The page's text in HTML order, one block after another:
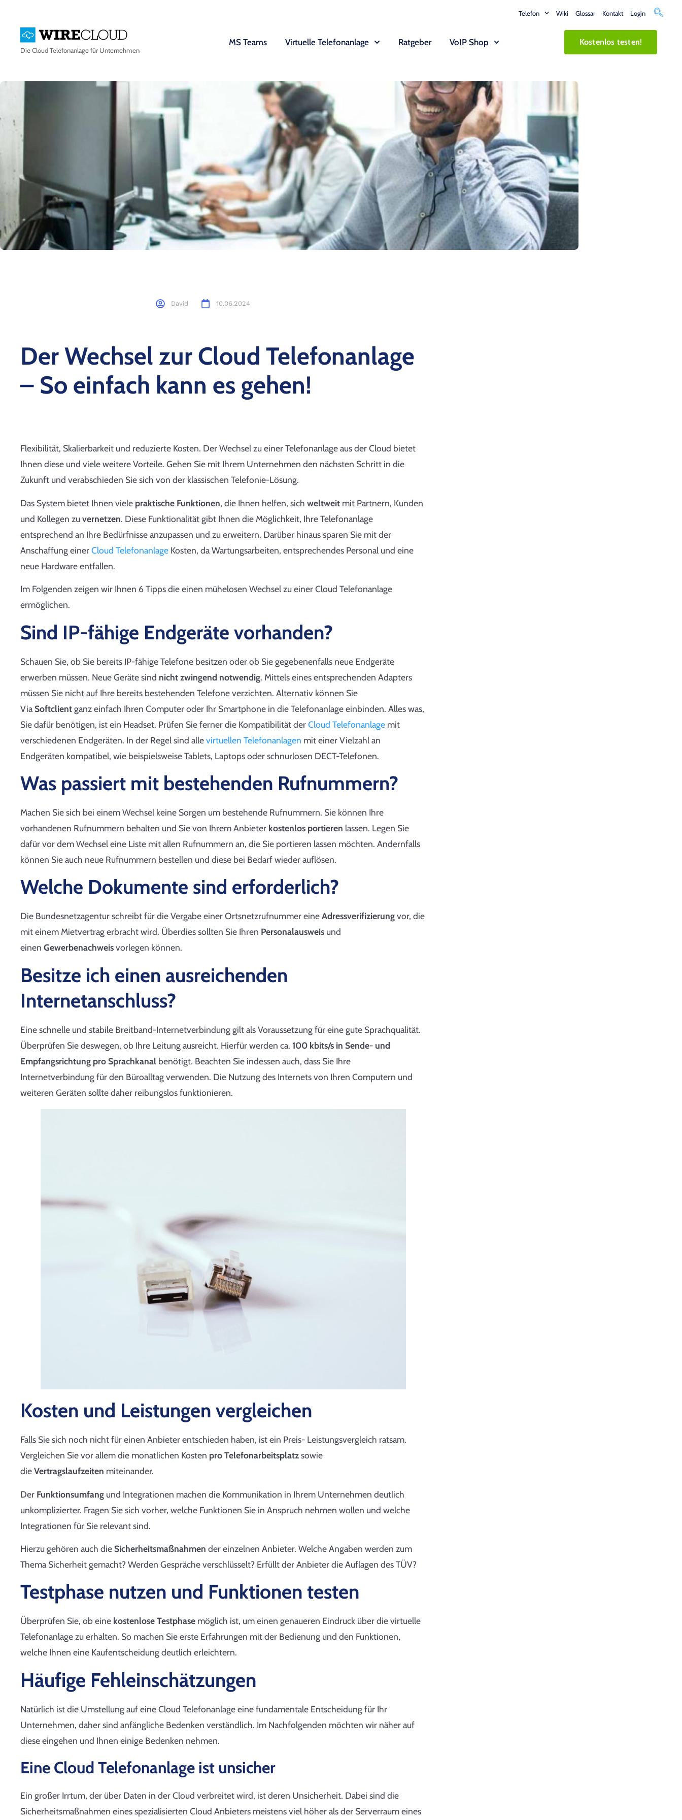
Telefon Wiki Glossar Kontakt Login
DieCloud Telefonanlagefür Unternehmen
MS Teams Virtuelle Telefonanlage Ratgeber VoIP Shop Kostenlos testen!
David 10.06.2024
Der Wechsel zur Cloud Telefonanlage
– So einfach kann es gehen!
Flexibilität, Skalierbarkeit und reduzierte Kosten. Der Wechsel zu einer Telefonanlage aus der Cloud bietet
Ihnen diese und viele weitere Vorteile. Gehen Sie mit Ihrem Unternehmen den nächsten Schritt in die
Zukunft und verabschieden Sie sich von der klassischen Telefonie-Lösung.
Das System bietet Ihnen viele praktische Funktionen, die Ihnen helfen, sich weltweit mit Partnern, Kunden
und Kollegen zuvernetzen. Diese Funktionalität gibt Ihnen die Möglichkeit, Ihre Telefonanlage
entsprechend an Ihre Bedürfnisse anzupassen und zu erweitern. Darüber hinaus sparen Sie mit der
Anschaffung einerCloud Telefonanlage Kosten, da Wartungsarbeiten, entsprechendes Personal und eine
neue Hardware entfallen.
Im Folgenden zeigen wir Ihnen 6 Tipps die einen mühelosen Wechsel zu einer Cloud Telefonanlage
ermöglichen.
Sind IP-fähige Endgeräte vorhanden?
Schauen Sie, ob Sie bereits IP-fähige Telefone besitzen oder ob Sie gegebenenfalls neue Endgeräte
erwerben müssen. Neue Geräte sind nicht zwingend notwendig. Mittels eines entsprechenden Adapters
müssen Sie nicht auf Ihre bereits bestehenden Telefone verzichten. Alternativ können Sie
Via Softclientganz einfach Ihren Computer oder Ihr Smartphone in die Telefonanlage einbinden. Alles was,
Sie dafür benötigen, ist ein Headset. Prüfen Sie ferner die Kompatibilität derCloud Telefonanlage mit
verschiedenen Endgeräten. In der Regel sind allevirtuellen Telefonanlagen mit einer Vielzahl an
Endgeräten kompatibel, wie beispielsweise Tablets, Laptops oder schnurlosen DECT-Telefonen.
Was passiert mit bestehenden Rufnummern?
Machen Sie sich bei einem Wechsel keine Sorgen um bestehende Rufnummern. Sie können Ihre
vorhandenen Rufnummern behalten und Sie von Ihrem Anbieter kostenlos portieren lassen. Legen Sie
dafür vor dem Wechsel eine Liste mit allen Rufnummern an, die Sie portieren lassen möchten. Andernfalls
können Sie auch neue Rufnummern bestellen und diese bei Bedarf wieder auflösen.
Welche Dokumente sind erforderlich?
Die Bundesnetzagentur schreibt für die Vergabe einer Ortsnetzrufnummer eineAdressverifizierungvor, die
mit einem Mietvertrag erbracht wird. Überdies sollten Sie Ihren Personalausweis und
einen Gewerbenachweisvorlegen können.
Besitze ich einen ausreichenden
Internetanschluss?
Eine schnelle und stabile Breitband-Internetverbindung gilt als Voraussetzung für eine gute Sprachqualität.
Überprüfen Sie deswegen, ob Ihre Leitung ausreicht. Hierfür werden ca. 100 kbits/s in Sende- und
Empfangsrichtung pro Sprachkanal benötigt. Beachten Sie indessen auch, dass Sie Ihre
Internetverbindung für den Büroalltag verwenden. Die Nutzung des Internets von Ihren Computern und
weiteren Geräten sollte daher reibungslos funktionieren.
Kosten und Leistungen vergleichen
Falls Sie sich noch nicht für einen Anbieter entschieden haben, ist ein Preis- Leistungsvergleich ratsam.
Vergleichen Sie vor allem die monatlichen Kosten pro Telefonarbeitsplatzsowie
dieVertragslaufzeiten miteinander.
Der Funktionsumfang und Integrationen machen die Kommunikation in Ihrem Unternehmen deutlich
unkomplizierter. Fragen Sie sich vorher, welche Funktionen Sie in Anspruch nehmen wollen und welche
Integrationen für Sie relevant sind.
Hierzu gehören auch die Sicherheitsmaßnahmen der einzelnen Anbieter. Welche Angaben werden zum
Thema Sicherheit gemacht? Werden Gespräche verschlüsselt? Erfüllt der Anbieter die Auflagen des TÜV?
Testphase nutzen und Funktionen testen
Überprüfen Sie, ob eine kostenlose Testphase möglich ist, um einen genaueren Eindruck über die virtuelle
Telefonanlage zu erhalten. So machen Sie erste Erfahrungen mit der Bedienung und den Funktionen,
welche Ihnen eine Kaufentscheidung deutlich erleichtern.
Häufige Fehleinschätzungen
Natürlich ist die Umstellung auf eine Cloud Telefonanlage eine fundamentale Entscheidung für Ihr
Unternehmen, daher sind anfängliche Bedenken verständlich. Im Nachfolgenden möchten wir näher auf
diese eingehen und Ihnen einige Bedenken nehmen.
Eine Cloud Telefonanlage ist unsicher
Ein großer Irrtum, der über Daten in der Cloud verbreitet wird, ist deren Unsicherheit. Dabei sind die
Sicherheitsmaßnahmen eines spezialisierten Cloud Anbieters meistens viel höher als der Serverraum eines